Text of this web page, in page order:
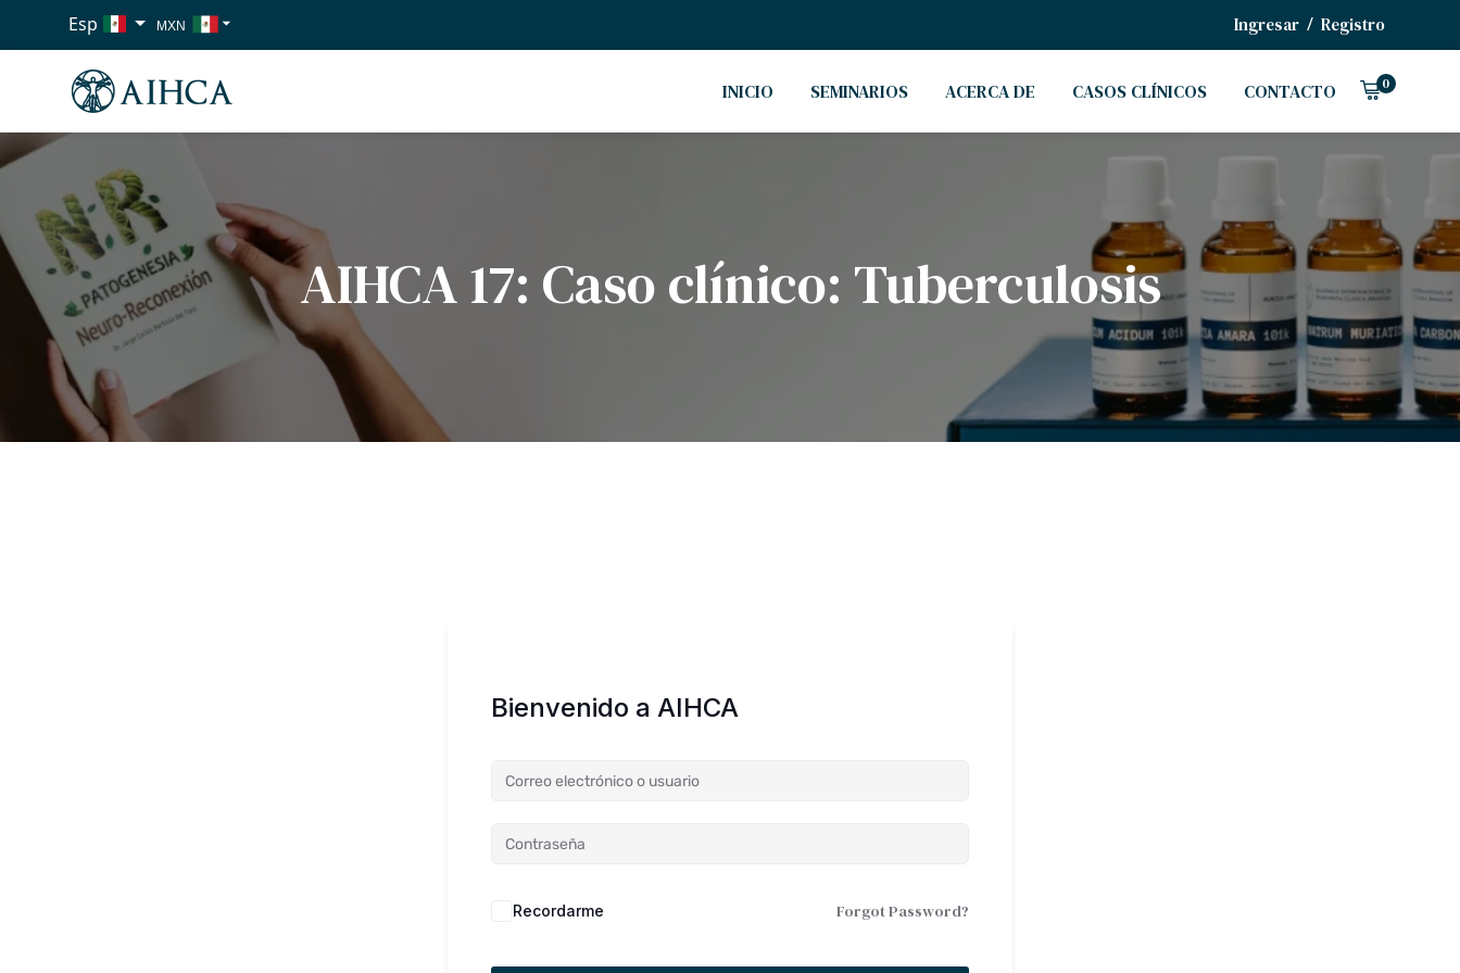
Esp MXN
EUR
Ingresar / Registro
INICIO SEMINARIOS ACERCA DE CASOS CLÍNICOS CONTACTO 0
AIHCA 17: Caso clínico: Tuberculosis
Bienvenido a AIHCA
Recordarme Forgot Password?